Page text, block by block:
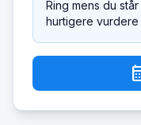
Ring mens du
hurtigere vurdere